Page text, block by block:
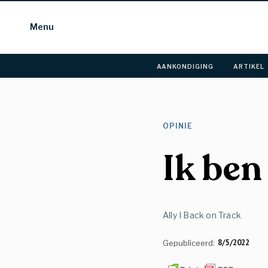
Menu
AANKONDIGING ARTIKEL
OPINIE
Ik
Ally I Back on Track
Gepubliceerd: 8/5/2022